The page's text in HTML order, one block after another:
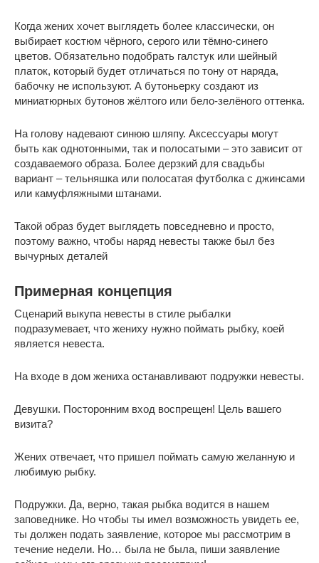
Когда жених хочет выглядеть более классически, он
выбирает костюм чёрного, серого или тёмно-синего
цветов. Обязательно подобрать галстук или шейный
платок, который будет отличаться по тону от наряда,
бабочку не используют. А бутоньерку создают из
миниатюрных бутонов жёлтого или бело-зелёного оттенка.
На голову надевают синюю шляпу. Аксессуары могут
быть как однотонными, так и полосатыми – это зависит от
создаваемого образа. Более дерзкий для свадьбы
вариант – тельняшка или полосатая футболка с джинсами
или камуфляжными штанами.
Такой образ будет выглядеть повседневно и просто,
поэтому важно, чтобы наряд невесты также был без
вычурных деталей
Примерная концепция
Сценарий выкупа невесты в стиле рыбалки
подразумевает, что жениху нужно поймать рыбку, коей
является невеста.
На входе в дом жениха останавливают подружки невесты.
Девушки. Посторонним вход воспрещен! Цель вашего
визита?
Жених отвечает, что пришел поймать самую желанную и
любимую рыбку.
Подружки. Да, верно, такая рыбка водится в нашем
заповеднике. Но чтобы ты имел возможность увидеть ее,
ты должен подать заявление, которое мы рассмотрим в
течение недели. Но… была не была, пиши заявление